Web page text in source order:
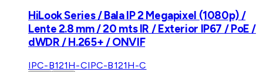
HiLook Series / Bala IP 2 Megapixel (1080p) /
Lente 2.8 mm / 20 mts IR / Exterior IP67 / PoE /
dWDR / H.265+ / ONVIF
IPC-B121H-CIPC-B121H-C